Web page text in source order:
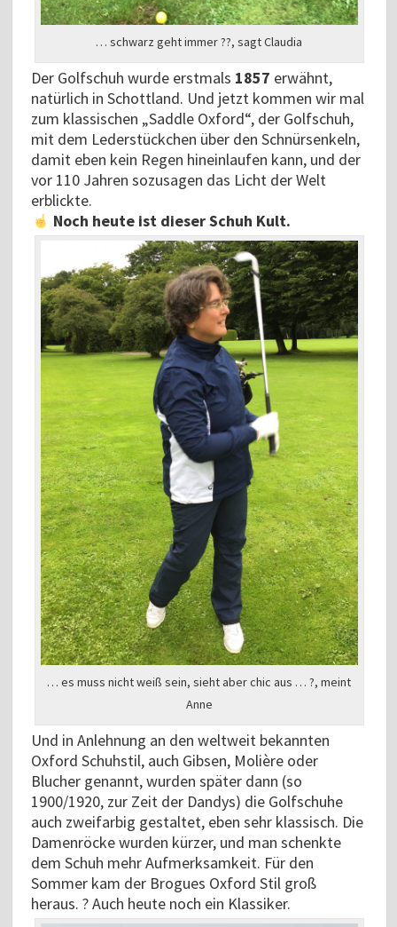
… schwarz geht immer ??, sagt Claudia
Der Golfschuh wurde erstmals 1857 erwähnt,
natürlich in Schottland. Und jetzt kommen wir mal
zum klassischen „Saddle Oxford“, der Golfschuh,
mit dem Lederstückchen über den Schnürsenkeln,
damit eben kein Regen hineinlaufen kann, und der
vor 110 Jahren sozusagen das Licht der Welt
erblickte.
Noch heute ist dieser Schuh Kult.
… es muss nicht weiß sein, sieht aber chic aus … ?, meint
Anne
Und in Anlehnung an den weltweit bekannten
Oxford Schuhstil, auch Gibsen, Molière oder
Blucher genannt, wurden später dann (so
1900/1920, zur Zeit der Dandys) die Golfschuhe
auch zweifarbig gestaltet, eben sehr klassisch. Die
Damenröcke wurden kürzer, und man schenkte
dem Schuh mehr Aufmerksamkeit. Für den
Sommer kam der Brogues Oxford Stil groß
heraus. ? Auch heute noch ein Klassiker.